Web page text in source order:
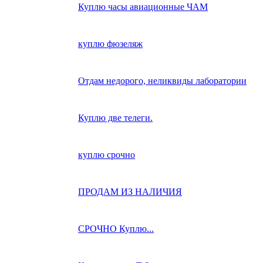
Куплю часы авиационные ЧАМ
куплю фюзеляж
Отдам недорого, неликвиды лаборатории
Куплю две телеги.
куплю срочно
ПРОДАМ ИЗ НАЛИЧИЯ
СРОЧНО Куплю...